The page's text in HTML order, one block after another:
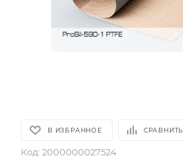
В ИЗБРАННОЕ СРАВНИТЬ
Код: 2000000027524